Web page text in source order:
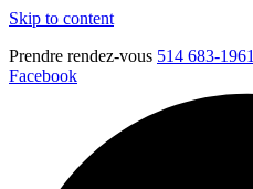
Skip to content
Prendre rendez-vous 514 683-1961
Facebook